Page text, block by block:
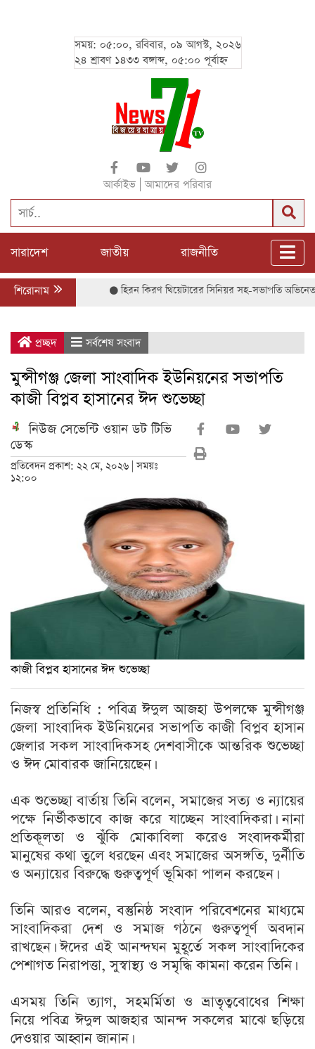
সময়: ০৫:০০, রবিবার, ০৯ আগস্ট, ২০২৬
২৪ শ্রাবণ ১৪৩৩ বঙ্গাব্দ, ০৫:০০ পূর্বাহ্ন
আর্কাইভ আমাদের পরিবার
সারাদেশ জাতীয় রাজনীতি
শিরোনাম হিরন কিরণ থিয়েটারের সিনিয়র সহ-সভাপতি অভিনেতা
প্রচ্ছদ সর্বশেষ সংবাদ
মুন্সীগঞ্জ জেলা সাংবাদিক ইউনিয়নের সভাপতি
কাজী বিপ্লব হাসানের ঈদ শুভেচ্ছা
নিউজ সেভেন্টি ওয়ান ডট টিভি
ডেস্ক
প্রতিবেদন প্রকাশ: ২২ মে, ২০২৬ | সময়ঃ
১২:০০
কাজী বিপ্লব হাসানের ঈদ শুভেচ্ছা
নিজস্ব প্রতিনিধি : পবিত্র ঈদুল আজহা উপলক্ষে মুন্সীগঞ্জ
জেলা সাংবাদিক ইউনিয়নের সভাপতি কাজী বিপ্লব হাসান
জেলার সকল সাংবাদিকসহ দেশবাসীকে আন্তরিক শুভেচ্ছা
ও ঈদ মোবারক জানিয়েছেন।
এক শুভেচ্ছা বার্তায় তিনি বলেন, সমাজের সত্য ও ন্যায়ের
পক্ষে নির্ভীকভাবে কাজ করে যাচ্ছেন সাংবাদিকরা। নানা
প্রতিকূলতা ও ঝুঁকি মোকাবিলা করেও সংবাদকর্মীরা
মানুষের কথা তুলে ধরছেন এবং সমাজের অসঙ্গতি, দুর্নীতি
ও অন্যায়ের বিরুদ্ধে গুরুত্বপূর্ণ ভূমিকা পালন করছেন।
তিনি আরও বলেন, বস্তুনিষ্ঠ সংবাদ পরিবেশনের মাধ্যমে
সাংবাদিকরা দেশ ও সমাজ গঠনে গুরুত্বপূর্ণ অবদান
রাখছেন। ঈদের এই আনন্দঘন মুহূর্তে সকল সাংবাদিকের
পেশাগত নিরাপত্তা, সুস্বাস্থ্য ও সমৃদ্ধি কামনা করেন তিনি।
এসময় তিনি ত্যাগ, সহমর্মিতা ও ভ্রাতৃত্ববোধের শিক্ষা
নিয়ে পবিত্র ঈদুল আজহার আনন্দ সকলের মাঝে ছড়িয়ে
দেওয়ার আহ্বান জানান।